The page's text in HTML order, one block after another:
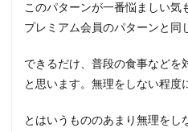
このパターンが一番悩ましい気
プレミアム会員のパターンと同
できるだけ、普段の食事などを
と思います。無理をしない程度
とはいうもののあまり無理をし